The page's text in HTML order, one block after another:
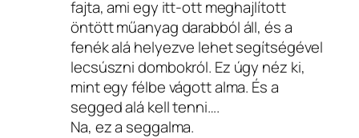
fajta, ami egy itt-ott meghajlított
öntött műanyag darabból áll, és a
fenék alá helyezve lehet segítségével
lecsúszni dombokról. Ez úgy néz ki,
mint egy félbe vágott alma. És a
segged alá kell tenni….
Na, ez a seggalma.